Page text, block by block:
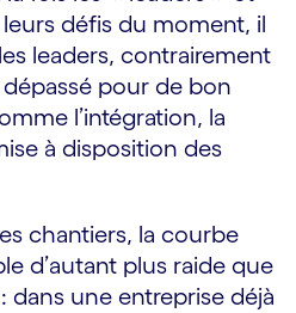
défis du moment, il
leaders, contrairement
pour de bon
l’intégration, la
à disposition des
chantiers, la courbe
d’autant plus raide que
dans une entreprise déjà